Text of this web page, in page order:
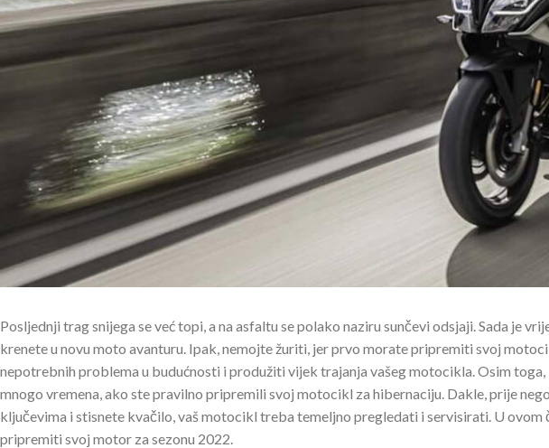
Posljednji trag snijega se već topi, a na asfaltu se polako naziru sunčevi odsjaji. Sada je
krenete u novu moto avanturu. Ipak, nemojte žuriti, jer prvo morate pripremiti svoj
nepotrebnih problema u budućnosti i produžiti vijek trajanja vašeg motocikla. Osim
mnogo vremena, ako ste pravilno pripremili svoj motocikl za hibernaciju. Dakle, prije
ključevima i stisnete kvačilo, vaš motocikl treba temeljno pregledati i servisirati. U ovom
pripremiti svoj motor za sezonu 2022.